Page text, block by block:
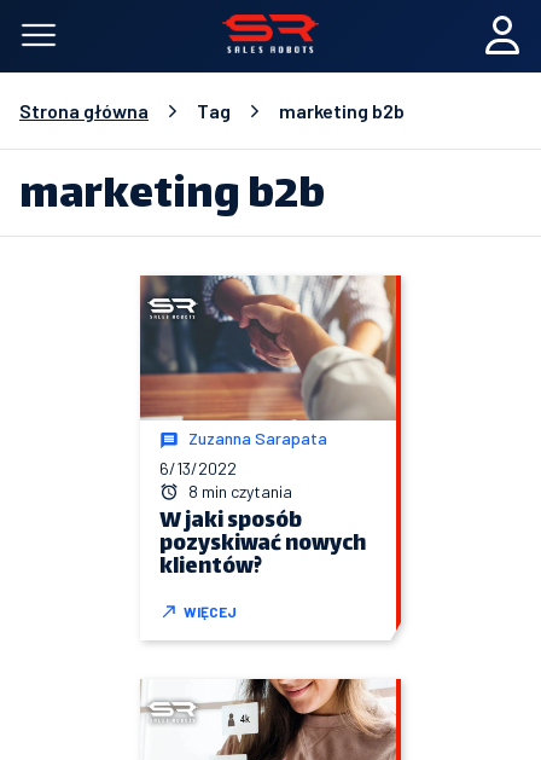
Strona główna Tag marketing b2b
marketing b2b
Zuzanna Sarapata
6/13/2022
8 min czytania
W jaki sposób
pozyskiwać nowych
klientów?
WIĘCEJ